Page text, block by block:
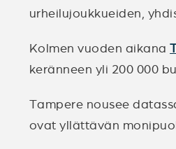
urheilujoukkueiden,
Kolmen vuoden aikana
keränneen yli 200 000
Tampere nousee
ovat yllättävän